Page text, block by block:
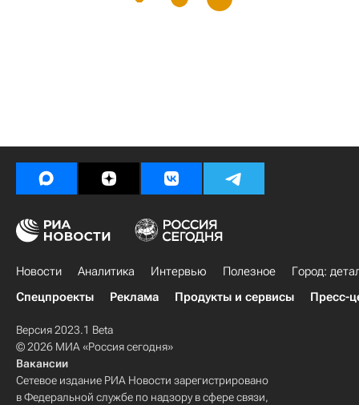
Новости Аналитика Интервью Полезное
Город:
Спецпроекты
Реклама Продукты и сервисы Пресс-
Версия 2023.1 Beta
© 2026 МИА «Россия сегодня»
Вакансии
Сетевое издание РИА Новости зарегистрировано
в Федеральной службе по надзору в сфере связи,